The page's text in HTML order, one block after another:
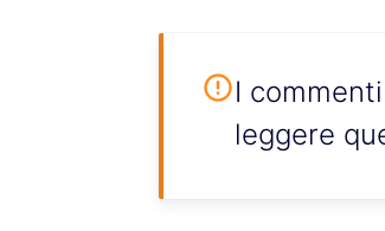
I
leggere